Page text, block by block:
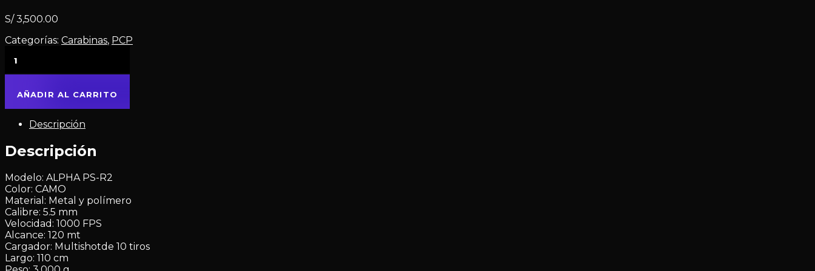
S/3,500.00
Categorías: Carabinas, PCP
AÑADIR AL CARRITO
Descripción
Descripción
Modelo: ALPHA PS-R2
Color: CAMO
Material: Metal y polímero
Calibre: 5.5 mm
Velocidad: 1000 FPS
Alcance: 120 mt
Cargador: Multishotde 10 tiros
Largo: 110 cm